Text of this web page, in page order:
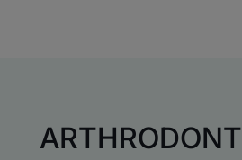
ARTHRODONT